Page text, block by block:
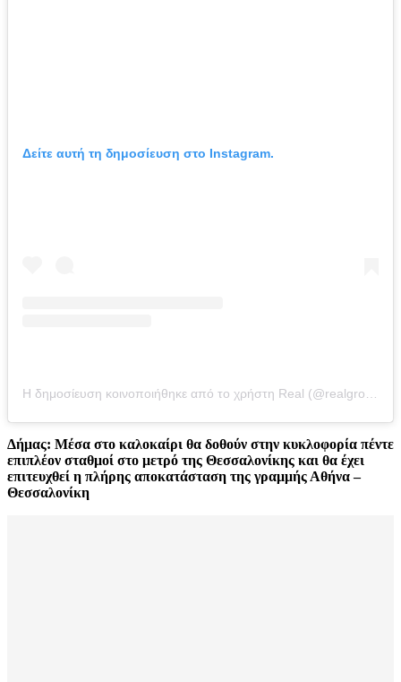
Δείτε αυτή τη δημοσίευση στο Instagram.
Δήμας: Μέσα στο καλοκαίρι θα δοθούν στην κυκλοφορία πέντε
επιπλέον σταθμοί στο μετρό της Θεσσαλονίκης και θα έχει
επιτευχθεί η πλήρης αποκατάσταση της γραμμής Αθήνα –
Θεσσαλονίκη